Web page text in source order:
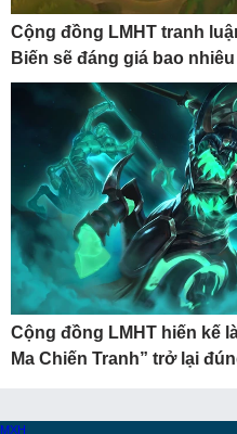
Cộng đồng LMHT tranh
Biến sẽ đáng giá bao
Cộng đồng LMHT hiến kế
Ma Chiến Tranh” trở lại
MXH